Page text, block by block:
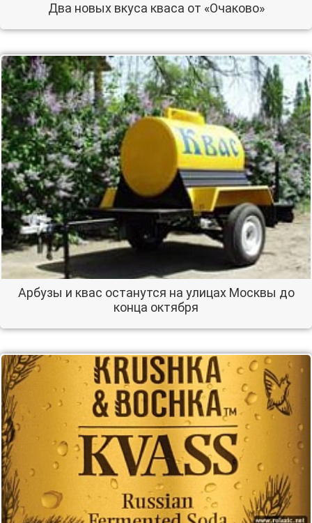
Два новых вкуса кваса от «Очаково»
Арбузы и квас останутся на улицах Москвы до
конца октября